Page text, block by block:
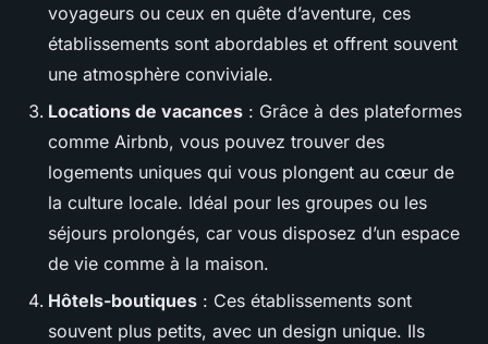
voyageurs ou ceux en quête d’aventure, ces
établissements sont abordables et offrent souvent
une atmosphère conviviale.
Locations de vacances : Grâce à des plateformes
comme Airbnb, vous pouvez trouver des
logements uniques qui vous plongent au cœur de
la culture locale. Idéal pour les groupes ou les
séjours prolongés, car vous disposez d’un espace
de vie comme à la maison.
Hôtels-boutiques : Ces établissements sont
souvent plus petits, avec un design unique. Ils